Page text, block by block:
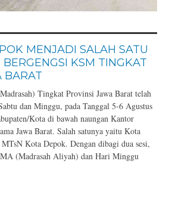
MENJADI SALAH SATU
KSM TINGKAT
BARAT
Tingkat Provinsi Jawa Barat telah
dan Minggu, pada Tanggal 5-6 Agustus
Kota di bawah naungan Kantor
Jawa Barat. Salah satunya yaitu Kota
Kota Depok. Dengan dibagi dua sesi,
(Madrasah Aliyah) dan Hari Minggu